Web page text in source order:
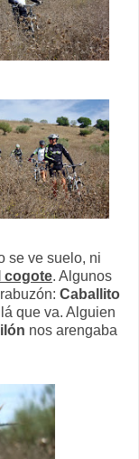
se ve suelo, ni
cogote. Algunos
Caballito
que va. Alguien
nos arengaba